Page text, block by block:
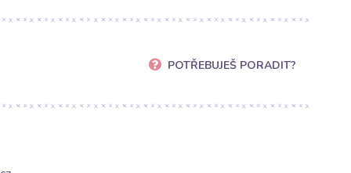
POTŘEBUJEŠ PORADIT?